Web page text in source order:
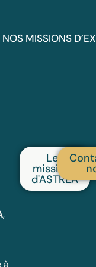
NOS MISSIONS
,
à
Les
missions
d'ASTREA